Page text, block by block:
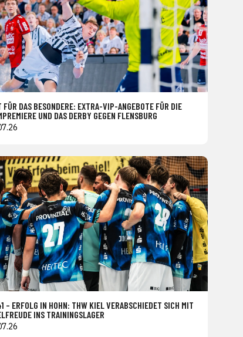
FÜR DAS BESONDERE: EXTRA-VIP-ANGEBOTE FÜR DIE
UND DAS DERBY GEGEN FLENSBURG
– ERFOLG IN HOHN: THW KIEL VERABSCHIEDET SICH MIT
INS TRAININGSLAGER